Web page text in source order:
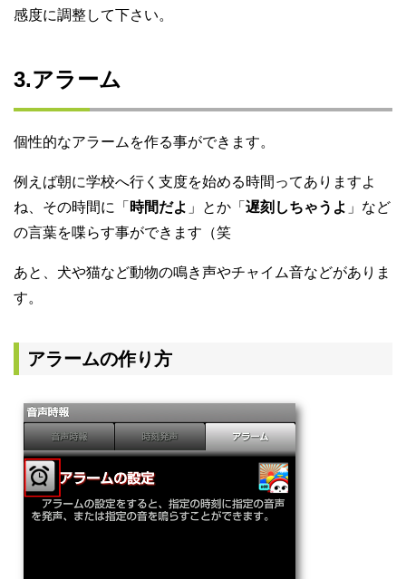
感度に調整して下さい。
3.アラーム
個性的なアラームを作る事ができます。
例えば朝に学校へ行く支度を始める時間ってありますよ
ね、その時間に「 時間だよ 」とか「 遅刻しちゃうよ 」など
の言葉を喋らす事ができます（笑
あと、犬や猫など動物の鳴き声やチャイム音などがありま
す。
アラームの作り方